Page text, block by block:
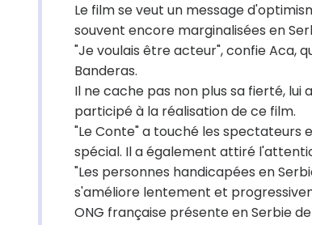
Le film se veut un message
souvent encore marginalisées en
"Je voulais être acteur", confie Aca,
Banderas.
Il ne cache pas non plus sa fierté, lui
participé à la réalisation de ce film.
"Le Conte" a touché les spectateurs
spécial. Il a également attiré
"Les personnes handicapées en
s'améliore lentement et
ONG française présente en Serbie